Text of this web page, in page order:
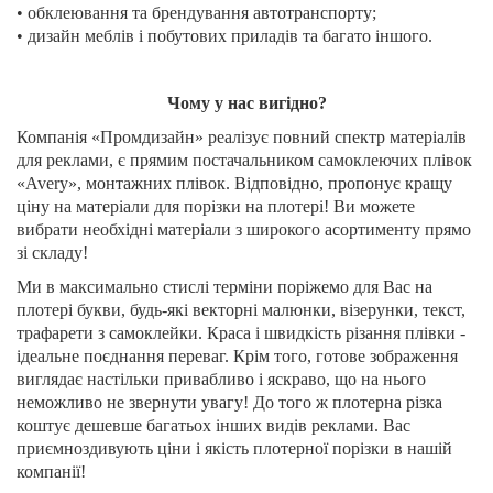
• обклеювання та брендування автотранспорту;
• дизайн меблів і побутових приладів та багато іншого.
Чому у нас вигідно?
Компанія «Промдизайн» реалізує повний спектр матеріалів
для реклами, є прямим постачальником самоклеючих плівок
«Avery», монтажних плівок. Відповідно, пропонує кращу
ціну на матеріали для порізки на плотері! Ви можете
вибрати необхідні матеріали з широкого асортименту прямо
зі складу!
Ми в максимально стислі терміни поріжемо для Вас на
плотері букви, будь-які векторні малюнки, візерунки, текст,
трафарети з самоклейки. Краса і швидкість різання плівки -
ідеальне поєднання переваг. Крім того, готове зображення
виглядає настільки привабливо і яскраво, що на нього
неможливо не звернути увагу! До того ж плотерна різка
коштує дешевше багатьох інших видів реклами. Вас
приємноздивують ціни і якість плотерної порізки в нашій
компанії!